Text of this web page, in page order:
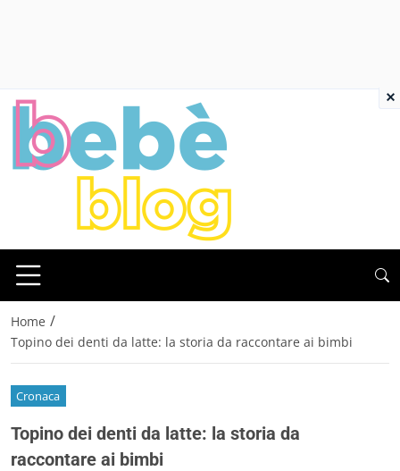
Home /
Topino dei denti da latte: la storia da raccontare ai bimbi
Cronaca
Topino dei denti da latte: la storia da
raccontare ai bimbi
×